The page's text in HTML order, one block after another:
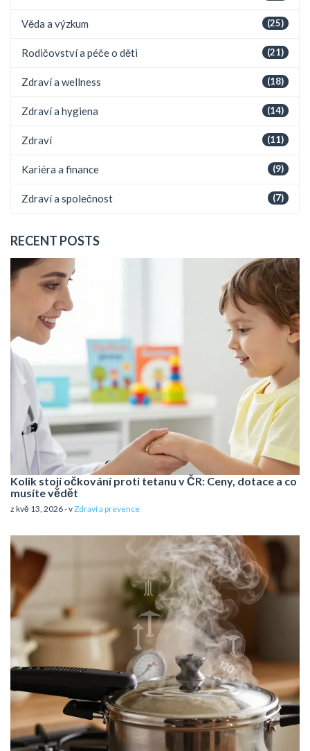
(25)
Věda a výzkum
(21)
Rodičovství a péče o děti
(18)
Zdraví a wellness
(14)
Zdraví a hygiena
(11)
Zdraví
(9)
Kariéra a finance
(7)
Zdraví a společnost
RECENT POSTS
Kolik stojí očkování proti tetanu v ČR: Ceny, dotace a co
musíte vědět
z kvě 13, 2026 - vZdraví a prevence